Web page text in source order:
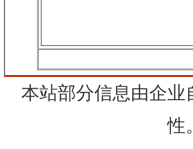
本站部分信息由企
性